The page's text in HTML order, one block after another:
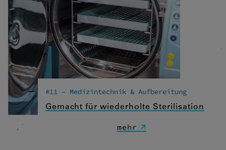
#11 – Medizintechnik & Aufbereitung
Gemacht für wiederholte Sterilisation
mehr